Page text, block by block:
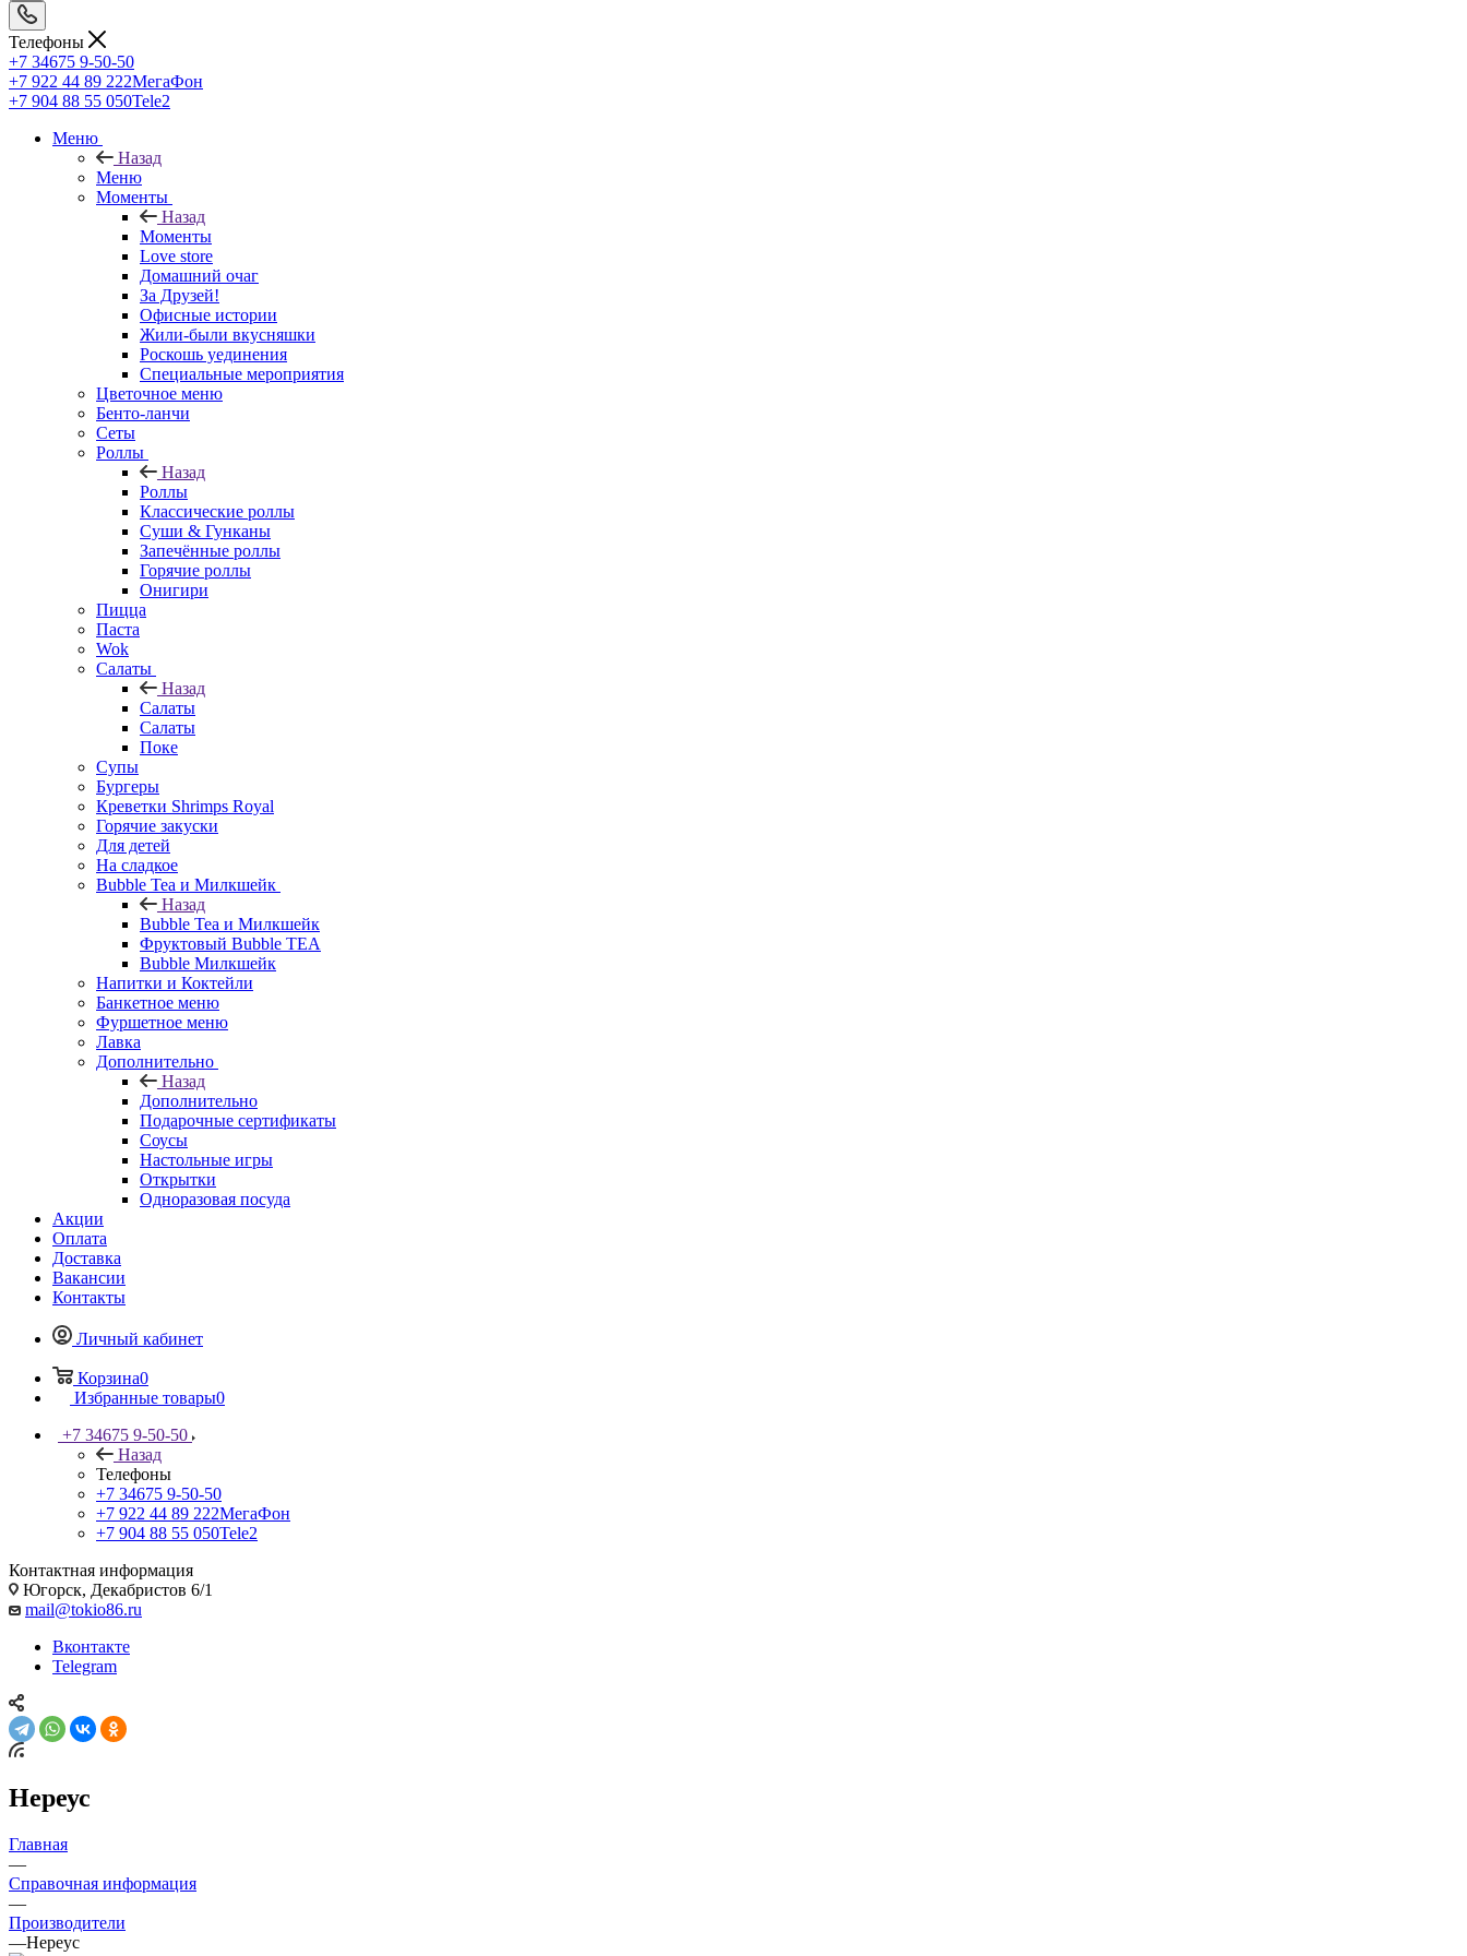
Телефоны
+7 34675 9-50-50
+7 922 44 89 222МегаФон
+7 904 88 55 050Tele2
Меню
Назад
Меню
Моменты
Назад
Моменты
Love store
Домашний очаг
За Друзей!
Офисные истории
Жили-были вкусняшки
Роскошь уединения
Специальные мероприятия
Цветочное меню
Бенто-ланчи
Сеты
Роллы
Назад
Роллы
Классические роллы
Суши & Гунканы
Запечённые роллы
Горячие роллы
Онигири
Пицца
Паста
Wok
Салаты
Назад
Салаты
Салаты
Поке
Супы
Бургеры
Креветки Shrimps Royal
Горячие закуски
Для детей
На сладкое
Bubble Tea и Милкшейк
Назад
Bubble Tea и Милкшейк
Фруктовый Bubble TEA
Bubble Милкшейк
Напитки и Коктейли
Банкетное меню
Фуршетное меню
Лавка
Дополнительно
Назад
Дополнительно
Подарочные сертификаты
Соусы
Настольные игры
Открытки
Одноразовая посуда
Акции
Оплата
Доставка
Вакансии
Контакты
Личный кабинет
Корзина0
Избранные товары0
+7 34675 9-50-50
Назад
Телефоны
+7 34675 9-50-50
+7 922 44 89 222МегаФон
+7 904 88 55 050Tele2
Контактная информация
Югорск, Декабристов 6/1
mail@tokio86.ru
Вконтакте
Telegram
Нереус
Главная
—
Справочная информация
—
Производители
—Нереус